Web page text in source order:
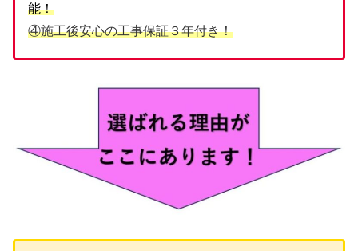
能！
④施工後安心の工事保証３年付き！